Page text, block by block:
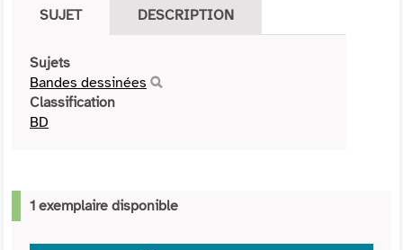
SUJET DESCRIPTION
Sujets
Bandes dessinées
Classification
BD
1 exemplaire disponible